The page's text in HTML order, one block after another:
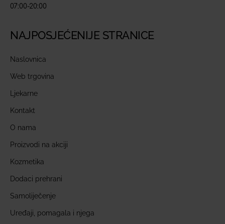
07:00-20:00
NAJPOSJEĆENIJE STRANICE
Naslovnica
Web trgovina
Ljekarne
Kontakt
O nama
Proizvodi na akciji
Kozmetika
Dodaci prehrani
Samoliječenje
Uređaji, pomagala i njega